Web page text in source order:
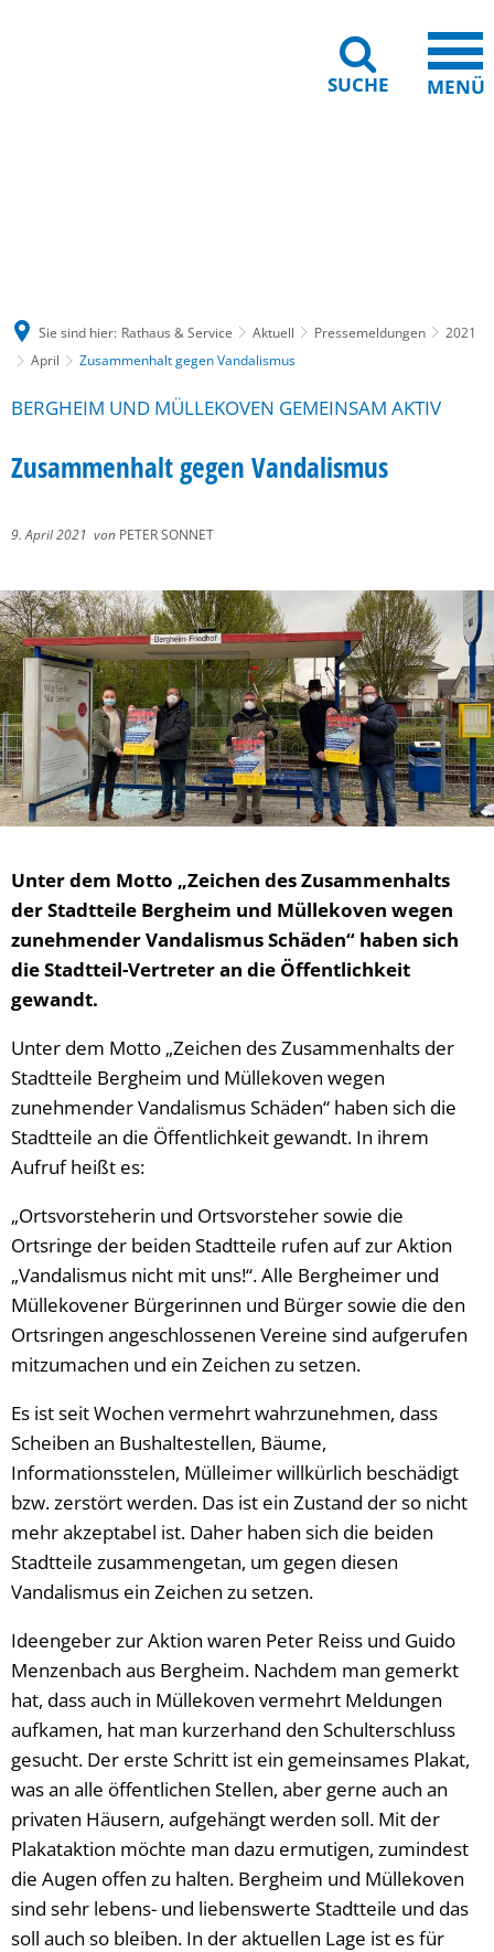
SUCHE MENÜ
Sie sind hier: Rathaus & Service Aktuell Pressemeldungen
2021
April
Zusammenhalt gegen Vandalismus
BERGHEIM UND MÜLLEKOVEN GEMEINSAM AKTIV
Zusammenhalt gegen Vandalismus
9. April 2021 von PETER SONNET
Unter dem Motto „Zeichen des Zusammenhalts
der Stadtteile Bergheim und Müllekoven wegen
zunehmender Vandalismus Schäden“ haben sich
die Stadtteil-Vertreter an die Öffentlichkeit
gewandt.
Unter dem Motto „Zeichen des Zusammenhalts der
Stadtteile Bergheim und Müllekoven wegen
zunehmender Vandalismus Schäden“ haben sich die
Stadtteile an die Öffentlichkeit gewandt. In ihrem
Aufruf heißt es:
„Ortsvorsteherin und Ortsvorsteher sowie die
Ortsringe der beiden Stadtteile rufen auf zur Aktion
„Vandalismus nicht mit uns!“. Alle Bergheimer und
Müllekovener Bürgerinnen und Bürger sowie die den
Ortsringen angeschlossenen Vereine sind aufgerufen
mitzumachen und ein Zeichen zu setzen.
Es ist seit Wochen vermehrt wahrzunehmen, dass
Scheiben an Bushaltestellen, Bäume,
Informationsstelen, Mülleimer willkürlich beschädigt
bzw. zerstört werden. Das ist ein Zustand der so nicht
mehr akzeptabel ist. Daher haben sich die beiden
Stadtteile zusammengetan, um gegen diesen
Vandalismus ein Zeichen zu setzen.
Ideengeber zur Aktion waren Peter Reiss und Guido
Menzenbach aus Bergheim. Nachdem man gemerkt
hat, dass auch in Müllekoven vermehrt Meldungen
aufkamen, hat man kurzerhand den Schulterschluss
gesucht. Der erste Schritt ist ein gemeinsames Plakat,
was an alle öffentlichen Stellen, aber gerne auch an
privaten Häusern, aufgehängt werden soll. Mit der
Plakataktion möchte man dazu ermutigen, zumindest
die Augen offen zu halten. Bergheim und Müllekoven
sind sehr lebens- und liebenswerte Stadtteile und das
soll auch so bleiben. In der aktuellen Lage ist es für